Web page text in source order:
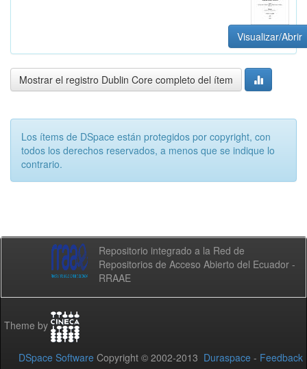
Visualizar/Abrir
Mostrar el registro Dublin Core completo del ítem
Los ítems de DSpace están protegidos por copyright, con
todos los derechos reservados, a menos que se indique lo
contrario.
Repositorio integrado a la Red de
Repositorios de Acceso Abierto del Ecuador -
RRAAE
Theme by
DSpace Software Copyright © 2002-2013 Duraspace - Feedback